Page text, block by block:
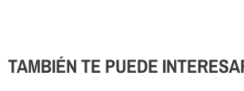
TAMBIÉN TE PUEDE